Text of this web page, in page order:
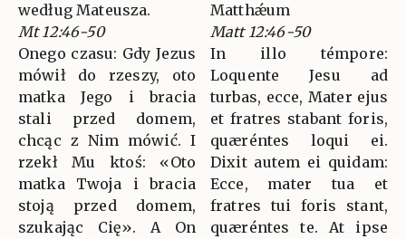
według Mateusza.
Mt 12:46-50
Onego czasu: Gdy Jezus
mówił do rzeszy, oto
matka Jego i bracia
stali przed domem,
chcąc z Nim mówić. I
rzekł Mu ktoś: «Oto
matka Twoja i bracia
stoją przed domem,
szukając Cię». A On
Matthǽum
Matt 12:46-50
In illo témpore:
Loquente Jesu ad
turbas, ecce, Mater ejus
et fratres stabant foris,
quæréntes loqui ei.
Dixit autem ei quidam:
Ecce, mater tua et
fratres tui foris stant,
quæréntes te. At ipse